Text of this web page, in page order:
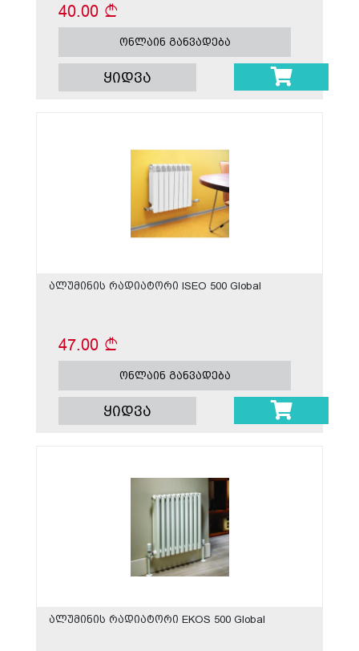
40.00
ონლაინ განვადება
ყიდვა
ალუმინის რადიატორი ISEO 500 Global
47.00
ონლაინ განვადება
ყიდვა
ალუმინის რადიატორი EKOS 500 Global